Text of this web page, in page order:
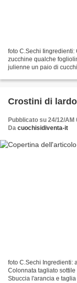
foto C.Sechi Iingredienti:
zucchine qualche
julienne un paio di
Crostini di
Pubblicato su 24/12/AM
Da cuochisidiventa-it
foto C.Sechi Ingredienti:
Colonnata tagliato
Sbuccia l'arancia e